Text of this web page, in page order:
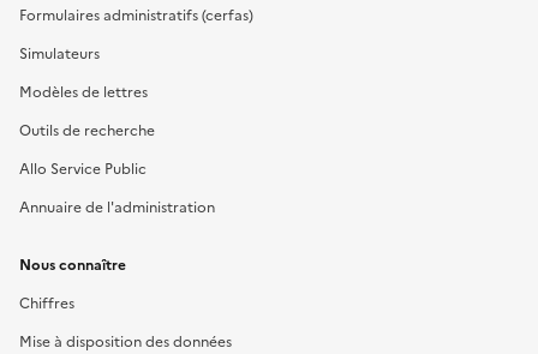
Formulaires administratifs (cerfas)
Simulateurs
Modèles de lettres
Outils de recherche
Allo Service Public
Annuaire de l'administration
Nous connaître
Chiffres
Mise à disposition des données